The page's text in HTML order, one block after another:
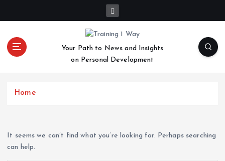
c
Your Path to News and Insights
on Personal Development
Home
It seems we can’t find what you’re looking for. Perhaps searching
can help.